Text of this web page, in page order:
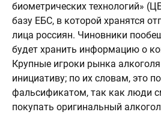
биометрических технологий»
базу ЕБС, в которой хранятся
лица россиян. Чиновники
будет хранить информацию о
Крупные игроки рынка
инициативу; по их словам, это
фальсификатом, так как люди
покупать оригинальный